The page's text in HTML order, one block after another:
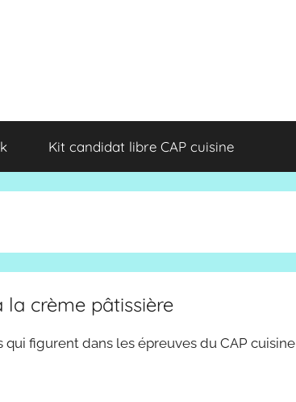
Kit candidat libre CAP cuisine
la crème pâtissière
figurent dans les épreuves du CAP cuisine